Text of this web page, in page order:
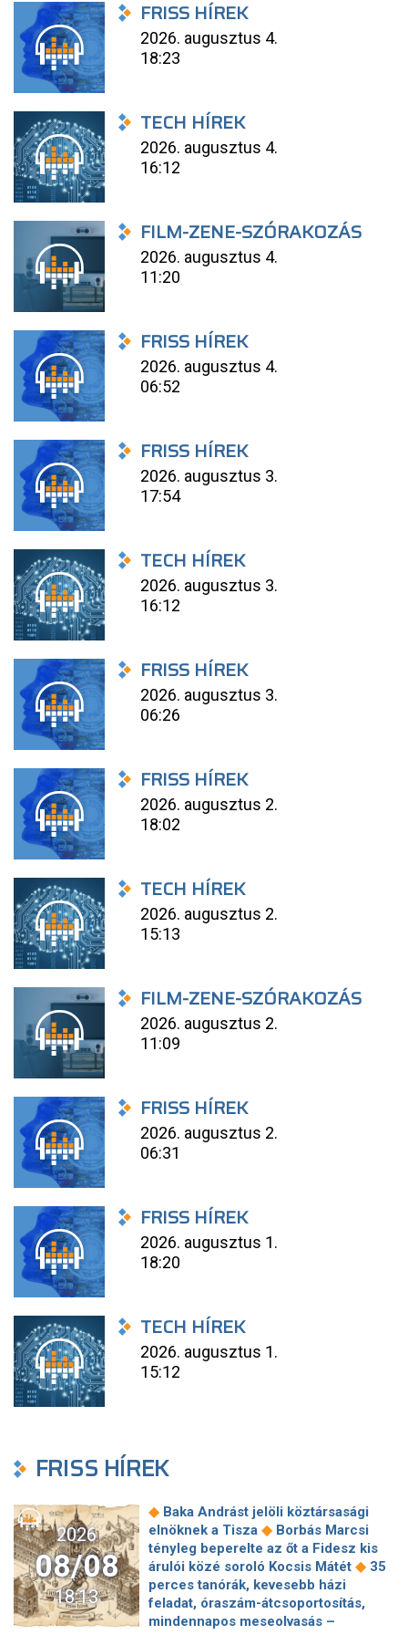
FRISS HÍREK
2026. augusztus 4.
18:23
TECH HÍREK
2026. augusztus 4.
16:12
FILM-ZENE-SZÓRAKOZÁS
2026. augusztus 4.
11:20
FRISS HÍREK
2026. augusztus 4.
06:52
FRISS HÍREK
2026. augusztus 3.
17:54
TECH HÍREK
2026. augusztus 3.
16:12
FRISS HÍREK
2026. augusztus 3.
06:26
FRISS HÍREK
2026. augusztus 2.
18:02
TECH HÍREK
2026. augusztus 2.
15:13
FILM-ZENE-SZÓRAKOZÁS
2026. augusztus 2.
11:09
FRISS HÍREK
2026. augusztus 2.
06:31
FRISS HÍREK
2026. augusztus 1.
18:20
TECH HÍREK
2026. augusztus 1.
15:12
FRISS HÍREK
2026
08/08
18:13
◆ Baka Andrást jelöli köztársasági
elnöknek a Tisza ◆ Borbás Marcsi
tényleg beperelte az őt a Fidesz kis
árulói közé soroló Kocsis Mátét ◆ 35
perces tanórák, kevesebb házi
feladat, óraszám-átcsoportosítás,
mindennapos meseolvasás –